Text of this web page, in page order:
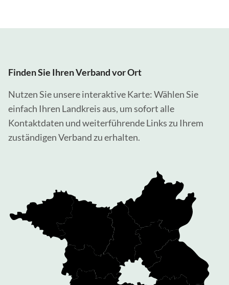
Finden Sie Ihren Verband vor Ort
Nutzen Sie unsere interaktive Karte: Wählen Sie
einfach Ihren Landkreis aus, um sofort alle
Kontaktdaten und weiterführende Links zu Ihrem
zuständigen Verband zu erhalten.